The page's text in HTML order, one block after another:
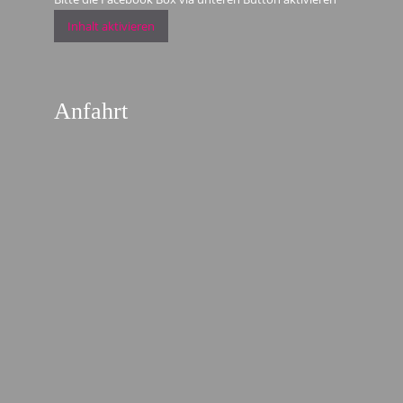
Inhalt aktivieren
Anfahrt